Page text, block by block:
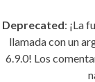
Deprecated: ¡La
llamada con un
6.9.0! Los